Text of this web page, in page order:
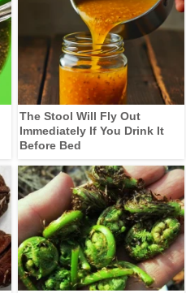
The Stool Will Fly Out
Immediately If You Drink It
Before Bed